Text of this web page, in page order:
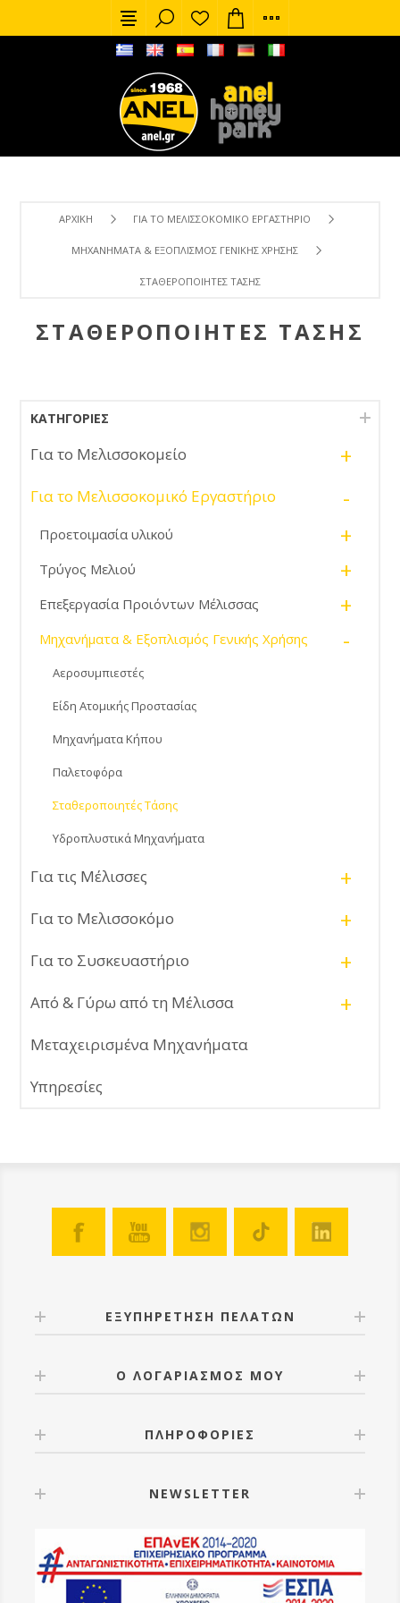
ΑΡΧΙΚΉ ΓΙΑ ΤΟ ΜΕΛΙΣΣΟΚΟΜΙΚΌ ΕΡΓΑΣΤΉΡΙΟ
ΜΗΧΑΝΉΜΑΤΑ & ΕΞΟΠΛΙΣΜΌΣ ΓΕΝΙΚΉΣ ΧΡΉΣΗΣ
ΣΤΑΘΕΡΟΠΟΙΗΤΈΣ ΤΆΣΗΣ
ΣΤΑΘΕΡΟΠΟΙΗΤΈΣ ΤΆΣΗΣ
ΚΑΤΗΓΟΡΊΕΣ
Για το Μελισσοκομείο +
Για το Μελισσοκομικό Εργαστήριο -
Προετοιμασία υλικού +
Τρύγος Μελιού +
Επεξεργασία Προιόντων Μέλισσας +
Μηχανήματα & Εξοπλισμός Γενικής Χρήσης -
Αεροσυμπιεστές
Είδη Ατομικής Προστασίας
Μηχανήματα Κήπου
Παλετοφόρα
Σταθεροποιητές Τάσης
Υδροπλυστικά Μηχανήματα
Για τις Μέλισσες +
Για το Μελισσοκόμο +
Για το Συσκευαστήριο +
Από & Γύρω από τη Μέλισσα +
Μεταχειρισμένα Μηχανήματα
Υπηρεσίες
ΕΞΥΠΗΡΕΤΗΣΗ ΠΕΛΑΤΩΝ
Ο ΛΟΓΑΡΙΑΣΜΟΣ ΜΟΥ
ΠΛΗΡΟΦΟΡΙΕΣ
NEWSLETTER